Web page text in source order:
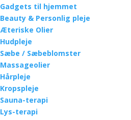
Gadgets til hjemmet
Beauty & Personlig pleje
Æteriske Olier
Hudpleje
Sæbe / Sæbeblomster
Massageolier
Hårpleje
Kropspleje
Sauna-terapi
Lys-terapi